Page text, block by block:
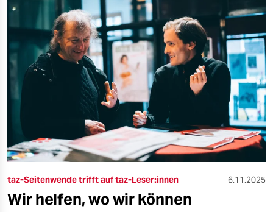
taz-Seitenwende trifft auf taz-Leser:innen 6.11.2025
Wir helfen, wo wir können